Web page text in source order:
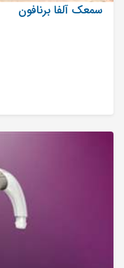
سمعک آلفا برنافون